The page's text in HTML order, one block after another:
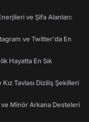
ve Şifa Alanları:
ve Twitter'da En
Hayatta En Sık
Kız Tavlası Diziliş Şekilleri
ve Minör Arkana Desteleri